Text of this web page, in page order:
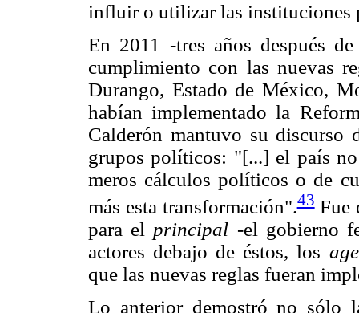
influir o utilizar las instituciones
En 2011 -tres años después
cumplimiento con las nuevas
Durango, Estado de México,
habían implementado la
Calderón mantuvo su discurso
grupos políticos: "[...] el país no
meros cálculos políticos o de
más esta transformación".43Fue
para el principal -el gobierno
actores debajo de éstos, los
que las nuevas reglas fueran
Lo anterior demostró no sólo